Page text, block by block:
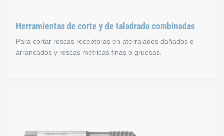
Herramientas de corte y de taladrado combinadas
Para cortar roscas receptoras en aterrajados dañados o
arrancados y roscas métricas finas o gruesas.